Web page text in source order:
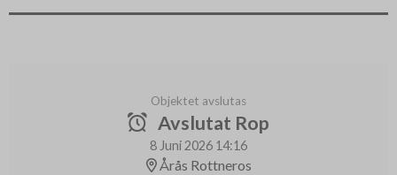
Objektet avslutas
Avslutat Rop
8 Juni 2026 14:16
Årås Rottneros